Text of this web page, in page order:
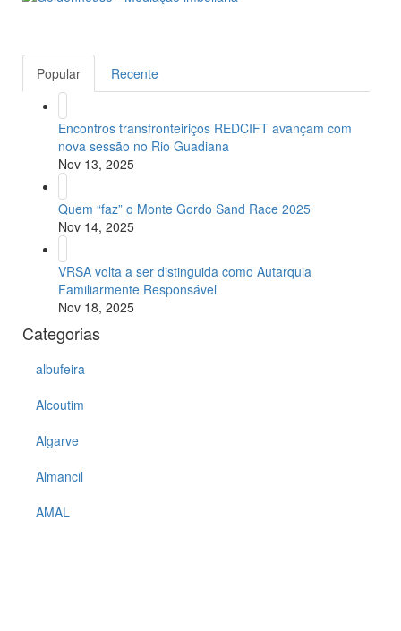
Popular Recente
Encontros transfronteiriços REDCIFT avançam com
nova sessão no Rio Guadiana
Nov 13, 2025
Quem “faz” o Monte Gordo Sand Race 2025
Nov 14, 2025
VRSA volta a ser distinguida como Autarquia
Familiarmente Responsável
Nov 18, 2025
Categorias
albufeira
Alcoutim
Algarve
Almancil
AMAL